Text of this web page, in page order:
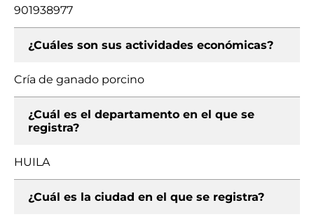
901938977
¿Cuáles son sus actividades económicas?
Cría de ganado porcino
¿Cuál es el departamento en el que se
registra?
HUILA
¿Cuál es la ciudad en el que se registra?